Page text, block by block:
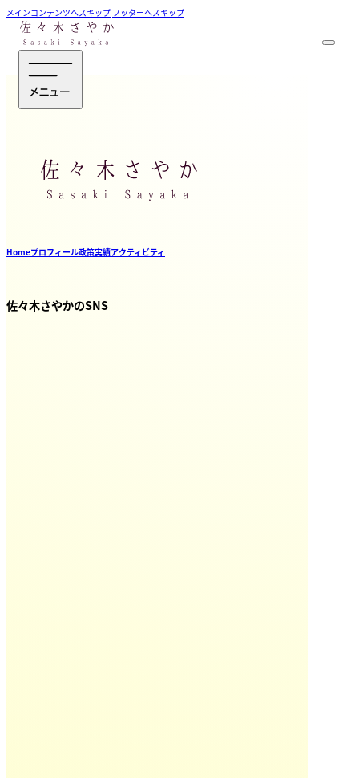
メインコンテンツへスキップ フッターへスキップ
Homeプロフィール政策実績アクティビティ
佐々木さやかのSNS